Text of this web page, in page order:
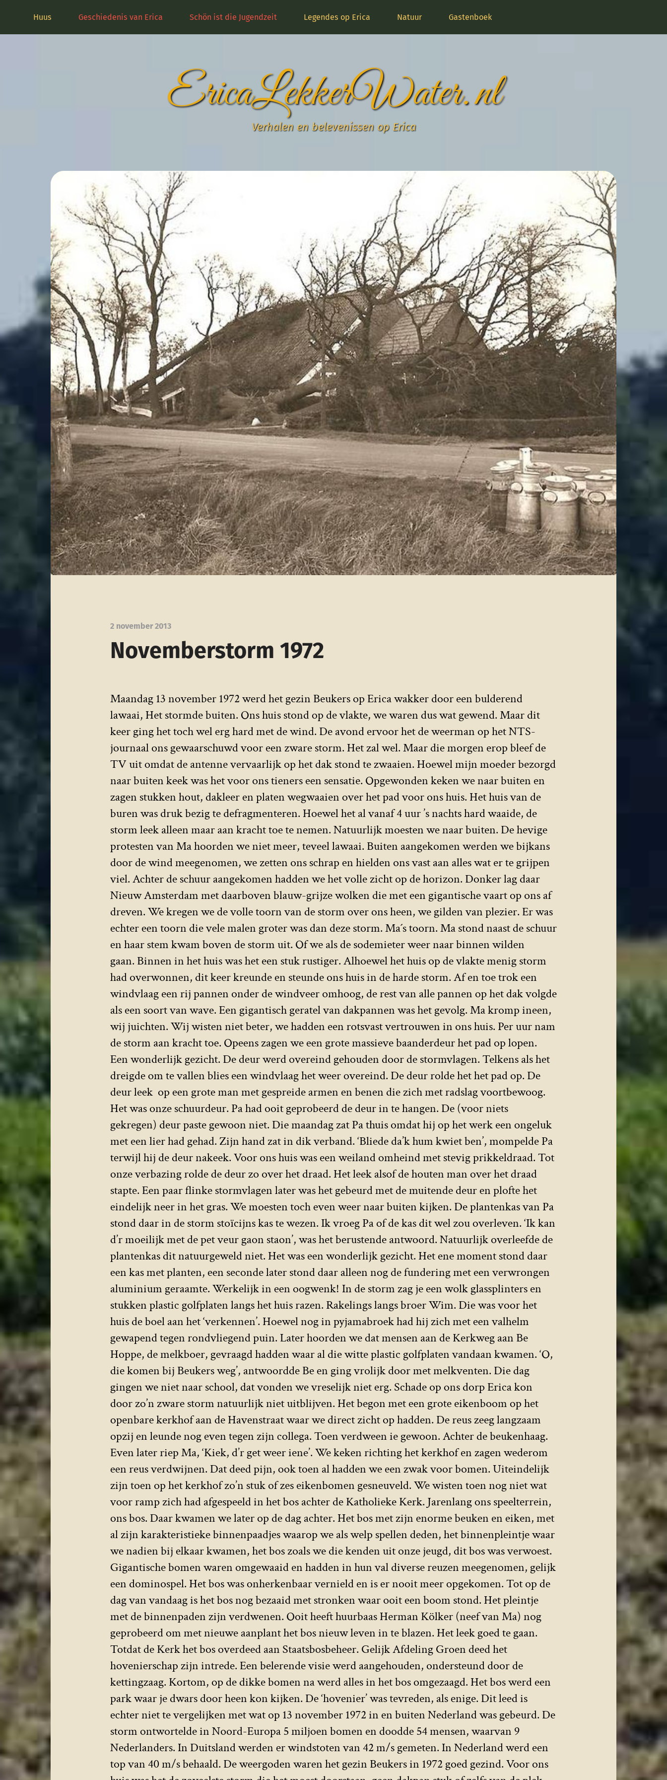
Huus Geschiedenis van Erica Schön ist die Jugendzeit Legendes op Erica Natuur Gastenboek
EricaLekkerWater.nl
Verhalen en belevenissen op Erica
2 november 2013
Novemberstorm 1972
Maandag 13 november 1972 werd het gezin Beukers op Erica wakker door een bulderend
lawaai, Het stormde buiten. Ons huis stond op de vlakte, we waren dus wat gewend. Maar dit
keer ging het toch wel erg hard met de wind. De avond ervoor het de weerman op het NTS-
journaal ons gewaarschuwd voor een zware storm. Het zal wel. Maar die morgen erop bleef de
TV uit omdat de antenne vervaarlijk op het dak stond te zwaaien. Hoewel mijn moeder bezorgd
naar buiten keek was het voor ons tieners een sensatie. Opgewonden keken we naar buiten en
zagen stukken hout, dakleer en platen wegwaaien over het pad voor ons huis. Het huis van de
buren was druk bezig te defragmenteren. Hoewel het al vanaf 4 uur ’s nachts hard waaide, de
storm leek alleen maar aan kracht toe te nemen. Natuurlijk moesten we naar buiten. De hevige
protesten van Ma hoorden we niet meer, teveel lawaai. Buiten aangekomen werden we bijkans
door de wind meegenomen, we zetten ons schrap en hielden ons vast aan alles wat er te grijpen
viel. Achter de schuur aangekomen hadden we het volle zicht op de horizon. Donker lag daar
Nieuw Amsterdam met daarboven blauw-grijze wolken die met een gigantische vaart op ons af
dreven. We kregen we de volle toorn van de storm over ons heen, we gilden van plezier. Er was
echter een toorn die vele malen groter was dan deze storm. Ma´s toorn. Ma stond naast de schuur
en haar stem kwam boven de storm uit. Of we als de sodemieter weer naar binnen wilden
gaan. Binnen in het huis was het een stuk rustiger. Alhoewel het huis op de vlakte menig storm
had overwonnen, dit keer kreunde en steunde ons huis in de harde storm. Af en toe trok een
windvlaag een rij pannen onder de windveer omhoog, de rest van alle pannen op het dak volgde
als een soort van wave. Een gigantisch geratel van dakpannen was het gevolg. Ma kromp ineen,
wij juichten. Wij wisten niet beter, we hadden een rotsvast vertrouwen in ons huis. Per uur nam
de storm aan kracht toe. Opeens zagen we een grote massieve baanderdeur het pad op lopen.
Een wonderlijk gezicht. De deur werd overeind gehouden door de stormvlagen. Telkens als het
dreigde om te vallen blies een windvlaag het weer overeind. De deur rolde het het pad op. De
deur leek op een grote man met gespreide armen en benen die zich met radslag voortbewoog.
Het was onze schuurdeur. Pa had ooit geprobeerd de deur in te hangen. De (voor niets
gekregen) deur paste gewoon niet. Die maandag zat Pa thuis omdat hij op het werk een ongeluk
met een lier had gehad. Zijn hand zat in dik verband. ‘Bliede da’k hum kwiet ben’, mompelde Pa
terwijl hij de deur nakeek. Voor ons huis was een weiland omheind met stevig prikkeldraad. Tot
onze verbazing rolde de deur zo over het draad. Het leek alsof de houten man over het draad
stapte. Een paar flinke stormvlagen later was het gebeurd met de muitende deur en plofte het
eindelijk neer in het gras. We moesten toch even weer naar buiten kijken. De plantenkas van Pa
stond daar in de storm stoïcijns kas te wezen. Ik vroeg Pa of de kas dit wel zou overleven. ‘Ik kan
d’r moeilijk met de pet veur gaon staon’, was het berustende antwoord. Natuurlijk overleefde de
plantenkas dit natuurgeweld niet. Het was een wonderlijk gezicht. Het ene moment stond daar
een kas met planten, een seconde later stond daar alleen nog de fundering met een verwrongen
aluminium geraamte. Werkelijk in een oogwenk! In de storm zag je een wolk glassplinters en
stukken plastic golfplaten langs het huis razen. Rakelings langs broer Wim. Die was voor het
huis de boel aan het ‘verkennen’. Hoewel nog in pyjamabroek had hij zich met een valhelm
gewapend tegen rondvliegend puin. Later hoorden we dat mensen aan de Kerkweg aan Be
Hoppe, de melkboer, gevraagd hadden waar al die witte plastic golfplaten vandaan kwamen. ‘O,
die komen bij Beukers weg’, antwoordde Be en ging vrolijk door met melkventen. Die dag
gingen we niet naar school, dat vonden we vreselijk niet erg. Schade op ons dorp Erica kon
door zo’n zware storm natuurlijk niet uitblijven. Het begon met een grote eikenboom op het
openbare kerkhof aan de Havenstraat waar we direct zicht op hadden. De reus zeeg langzaam
opzij en leunde nog even tegen zijn collega. Toen verdween ie gewoon. Achter de beukenhaag.
Even later riep Ma, ‘Kiek, d’r get weer iene’. We keken richting het kerkhof en zagen wederom
een reus verdwijnen. Dat deed pijn, ook toen al hadden we een zwak voor bomen. Uiteindelijk
zijn toen op het kerkhof zo’n stuk of zes eikenbomen gesneuveld. We wisten toen nog niet wat
voor ramp zich had afgespeeld in het bos achter de Katholieke Kerk. Jarenlang ons speelterrein,
ons bos. Daar kwamen we later op de dag achter. Het bos met zijn enorme beuken en eiken, met
al zijn karakteristieke binnenpaadjes waarop we als welp spellen deden, het binnenpleintje waar
we nadien bij elkaar kwamen, het bos zoals we die kenden uit onze jeugd, dit bos was verwoest.
Gigantische bomen waren omgewaaid en hadden in hun val diverse reuzen meegenomen, gelijk
een dominospel. Het bos was onherkenbaar vernield en is er nooit meer opgekomen. Tot op de
dag van vandaag is het bos nog bezaaid met stronken waar ooit een boom stond. Het pleintje
met de binnenpaden zijn verdwenen. Ooit heeft huurbaas Herman Kölker (neef van Ma) nog
geprobeerd om met nieuwe aanplant het bos nieuw leven in te blazen. Het leek goed te gaan.
Totdat de Kerk het bos overdeed aan Staatsbosbeheer. Gelijk Afdeling Groen deed het
hovenierschap zijn intrede. Een belerende visie werd aangehouden, ondersteund door de
kettingzaag. Kortom, op de dikke bomen na werd alles in het bos omgezaagd. Het bos werd een
park waar je dwars door heen kon kijken. De ‘hovenier’ was tevreden, als enige. Dit leed is
echter niet te vergelijken met wat op 13 november 1972 in en buiten Nederland was gebeurd. De
storm ontwortelde in Noord-Europa 5 miljoen bomen en doodde 54 mensen, waarvan 9
Nederlanders. In Duitsland werden er windstoten van 42 m/s gemeten. In Nederland werd een
top van 40 m/s behaald. De weergoden waren het gezin Beukers in 1972 goed gezind. Voor ons